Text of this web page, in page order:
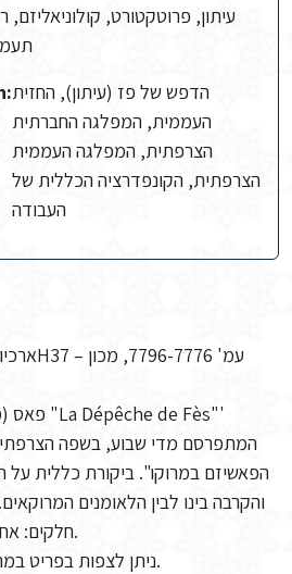
עיתון, פרוטקטורט, קולוניאליזם,
הדפש של פז (עיתון), החזית
העממית, המפלגה החברתית
הצרפתית, המפלגה העממית
הצרפתית, הקונפדרציה הכללית של
העבודה
המתפרסם מדי שבוע, בשפה
הפאשיזם במרוקו". ביקורת כללית על
והקרבה בינו לבין הלאומנים
חלקים: אחד בצרפתית ואחד בערבית.
ניתן לצפות בפריט במרכז התיעוד בתיאום מראש.